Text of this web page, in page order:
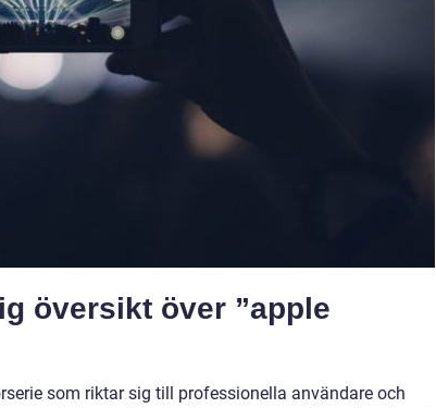
översikt över ”apple
som riktar sig till professionella användare och